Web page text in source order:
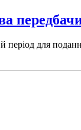
період для